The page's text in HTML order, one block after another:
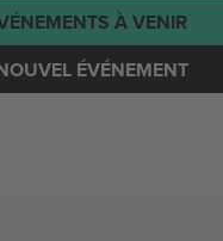
À VENIR
ÉVÉNEMENT